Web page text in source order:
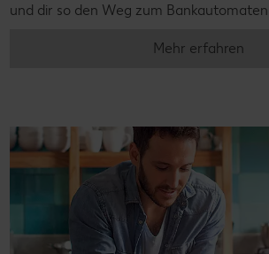
und dir so den Weg zum
Mehr erfahren